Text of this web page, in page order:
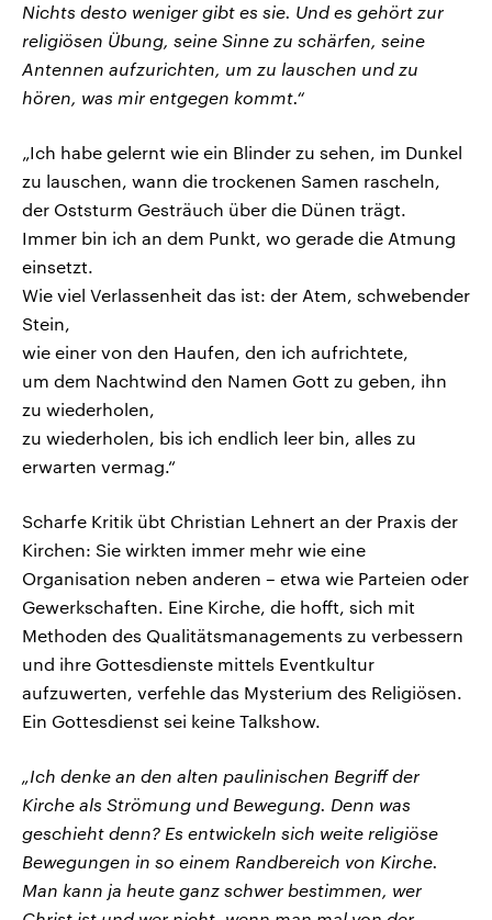
Nichts desto weniger gibt es sie. Und es gehört zur
religiösen Übung, seine Sinne zu schärfen, seine
Antennen aufzurichten, um zu lauschen und zu
hören, was mir entgegen kommt.“
„Ich habe gelernt wie ein Blinder zu sehen, im Dunkel
zu lauschen, wann die trockenen Samen rascheln,
der Oststurm Gesträuch über die Dünen trägt.
Immer bin ich an dem Punkt, wo gerade die Atmung
einsetzt.
Wie viel Verlassenheit das ist: der Atem, schwebender
Stein,
wie einer von den Haufen, den ich aufrichtete,
um dem Nachtwind den Namen Gott zu geben, ihn
zu wiederholen,
zu wiederholen, bis ich endlich leer bin, alles zu
erwarten vermag.“
Scharfe Kritik übt Christian Lehnert an der Praxis der
Kirchen: Sie wirkten immer mehr wie eine
Organisation neben anderen – etwa wie Parteien oder
Gewerkschaften. Eine Kirche, die hofft, sich mit
Methoden des Qualitätsmanagements zu verbessern
und ihre Gottesdienste mittels Eventkultur
aufzuwerten, verfehle das Mysterium des Religiösen.
Ein Gottesdienst sei keine Talkshow.
„Ich denke an den alten paulinischen Begriff der
Kirche als Strömung und Bewegung. Denn was
geschieht denn? Es entwickeln sich weite religiöse
Bewegungen in so einem Randbereich von Kirche.
Man kann ja heute ganz schwer bestimmen, wer